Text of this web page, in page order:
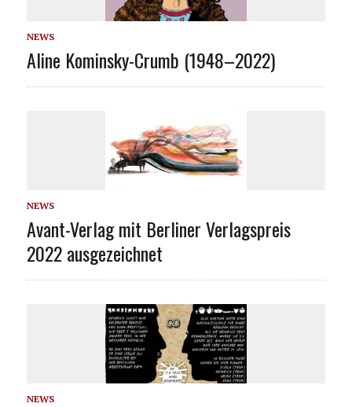
NEWS
Aline Kominsky-Crumb (1948–2022)
NEWS
Avant-Verlag mit Berliner Verlagspreis
2022 ausgezeichnet
NEWS